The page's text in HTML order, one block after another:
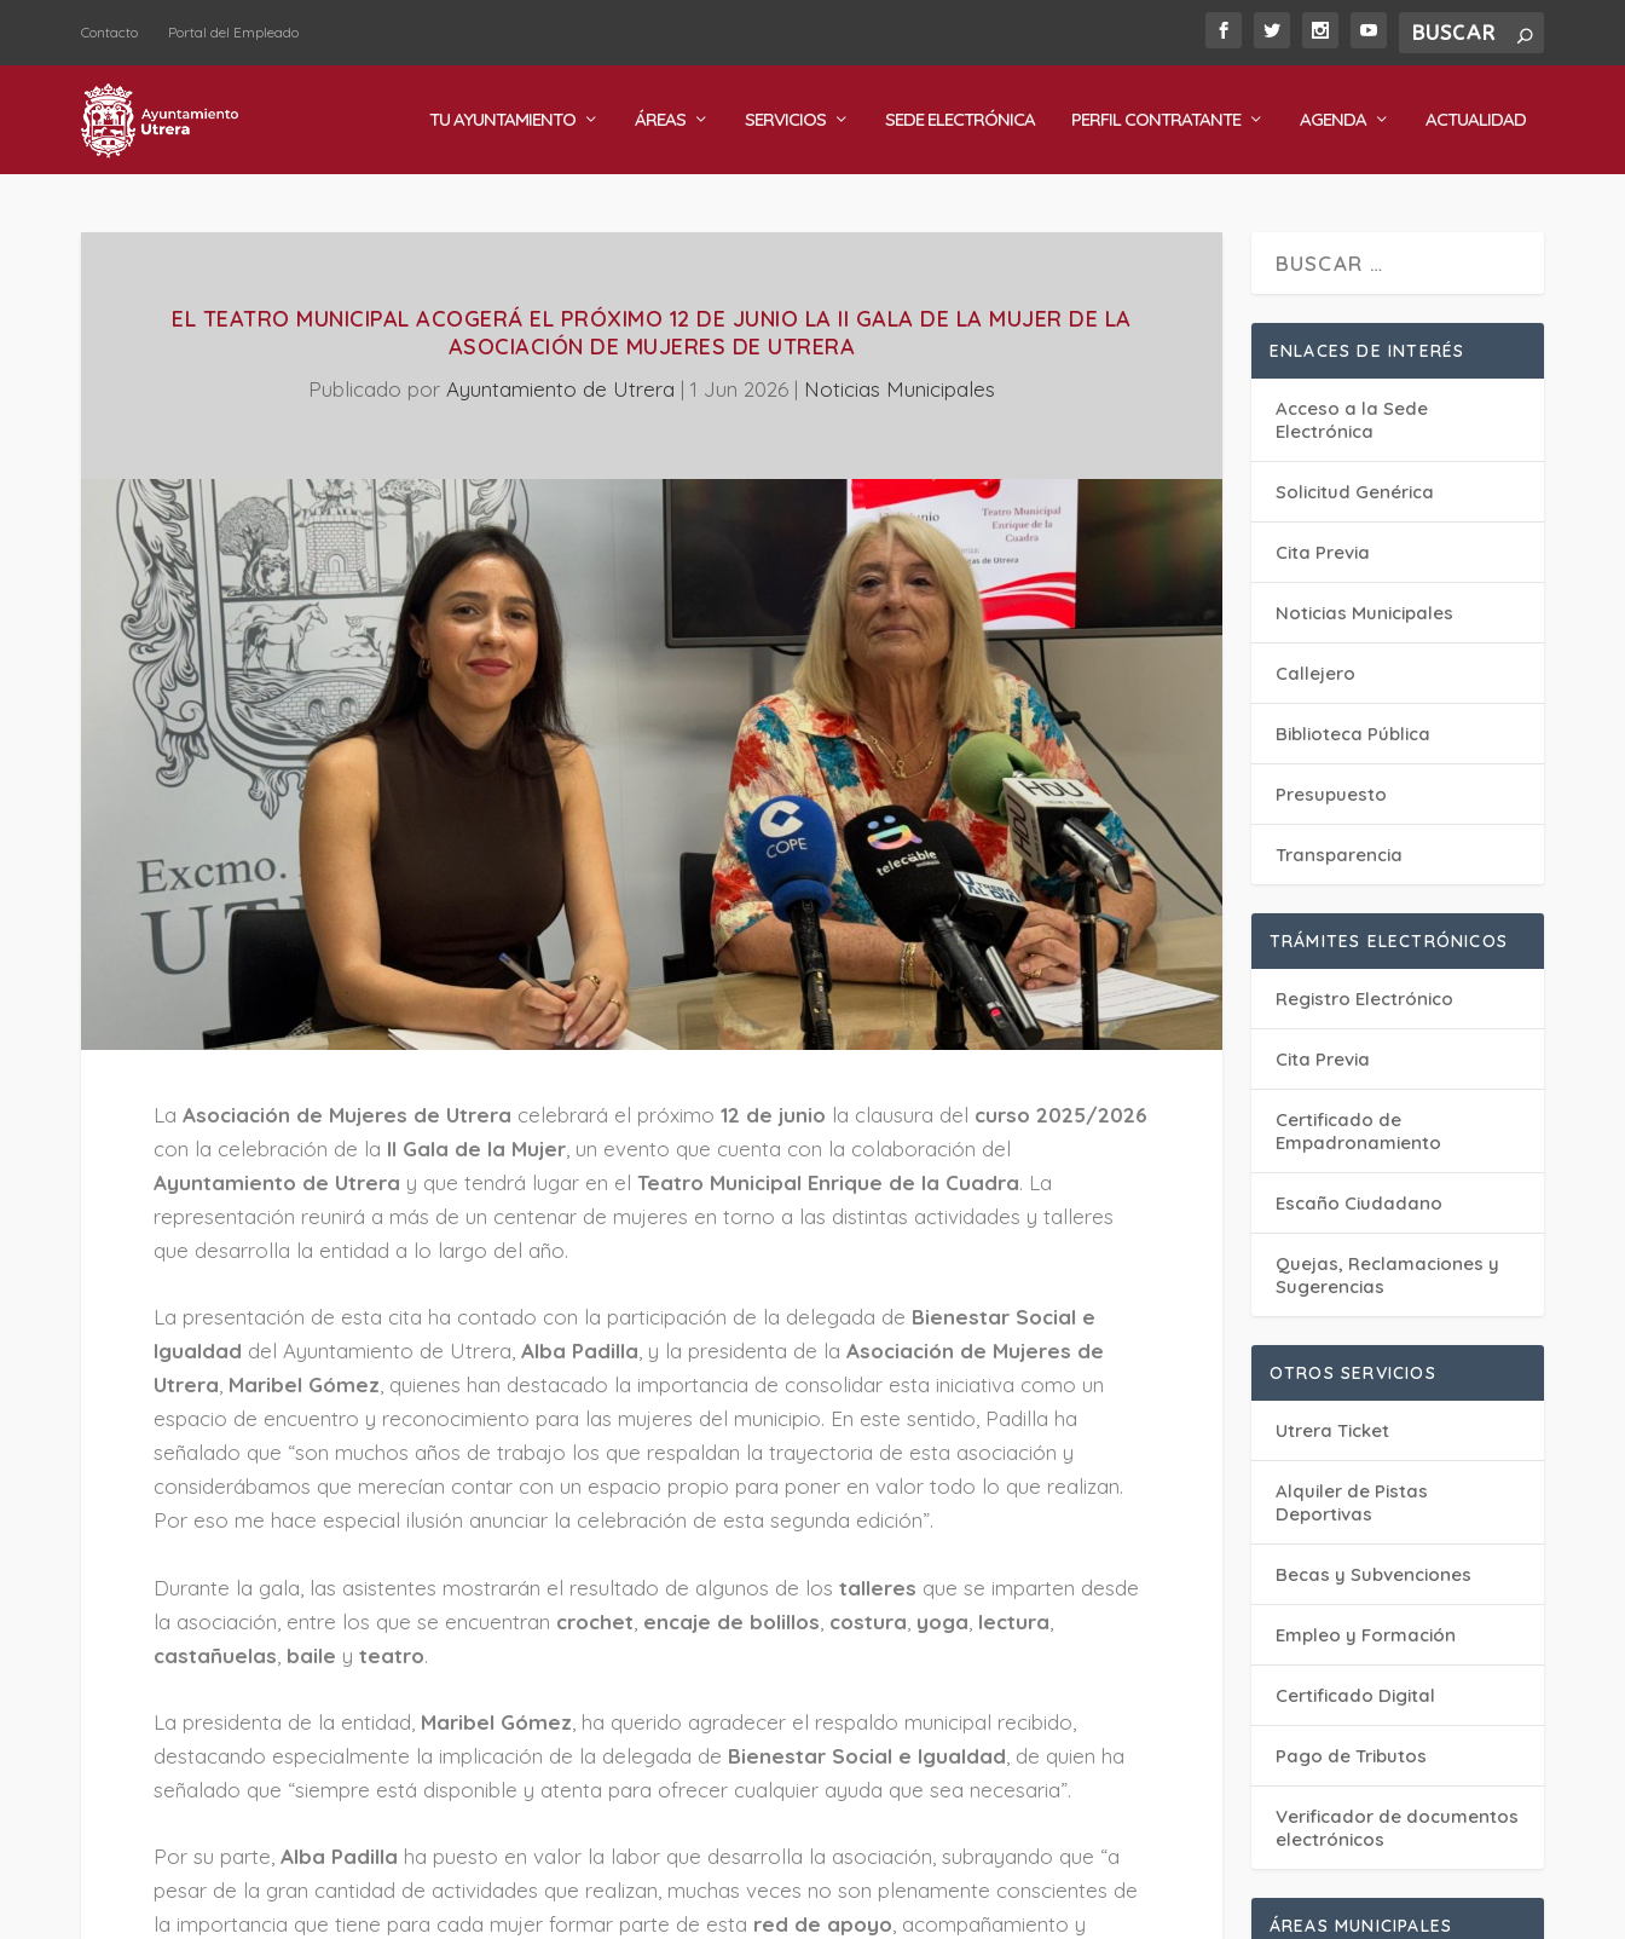
Contacto Portal del Empleado
TU AYUNTAMIENTO ÁREAS SERVICIOS SEDE ELECTRÓNICA PERFIL CONTRATANTE AGENDA ACTUALIDAD
EL TEATRO MUNICIPAL ACOGERÁ EL PRÓXIMO 12 DE JUNIO LA II GALA DE LA MUJER DE LA
ASOCIACIÓN DE MUJERES DE UTRERA
Publicado por Ayuntamiento de Utrera | 1 Jun 2026| ‎Noticias Municipales
LaAsociación de Mujeres de Utrera celebrará el próximo12 de junio la clausura del curso 2025/2026
con la celebración de la II Gala de la Mujer, un evento que cuenta con la colaboración del
Ayuntamiento de Utrera y que tendrá lugar en elTeatro Municipal Enrique de la Cuadra. La
representación reunirá a más de un centenar de mujeres en torno a las distintas actividades y talleres
que desarrolla la entidad a lo largo del año.
La presentación de esta cita ha contado con la participación de la delegada de Bienestar Social e
Igualdad del Ayuntamiento de Utrera,Alba Padilla, y la presidenta de laAsociación de Mujeres de
Utrera, Maribel Gómez, quienes han destacado la importancia de consolidar esta iniciativa como un
espacio de encuentro y reconocimiento para las mujeres del municipio. En este sentido, Padilla ha
señalado que “son muchos años de trabajo los que respaldan la trayectoria de esta asociación y
considerábamos que merecían contar con un espacio propio para poner en valor todo lo que realizan.
Por eso me hace especial ilusión anunciar la celebración de esta segunda edición”.
Durante la gala, las asistentes mostrarán el resultado de algunos de lostalleres que se imparten desde
la asociación, entre los que se encuentran crochet encaje de bolillos costura yoga lectura
castañuelas baile yteatro.
La presidenta de la entidad, Maribel Gómez , ha querido agradecer el respaldo municipal recibido,
destacando especialmente la implicación de la delegada de Bienestar Social e Igualdad , de quien ha
señalado que “siempre está disponible y atenta para ofrecer cualquier ayuda que sea necesaria”.
Por su parte,Alba Padilla ha puesto en valor la labor que desarrolla la asociación, subrayando que “a
pesar de la gran cantidad de actividades que realizan, muchas veces no son plenamente conscientes de
la importancia que tiene para cada mujer formar parte de esta red de apoyo , acompañamiento y
ENLACES DE INTERÉS
Acceso a la Sede
Electrónica
Solicitud Genérica
Cita Previa
‎Noticias Municipales
Callejero
Biblioteca Pública
Presupuesto
Transparencia
TRÁMITES ELECTRÓNICOS
Registro Electrónico
Cita Previa
Certificado de
Empadronamiento
Escaño Ciudadano
Quejas, Reclamaciones y
Sugerencias
OTROS SERVICIOS
Utrera Ticket
Alquiler de Pistas
Deportivas
Becas y Subvenciones
Empleo y Formación
Certificado Digital
Pago de Tributos
Verificador de documentos
electrónicos
ÁREAS MUNICIPALES